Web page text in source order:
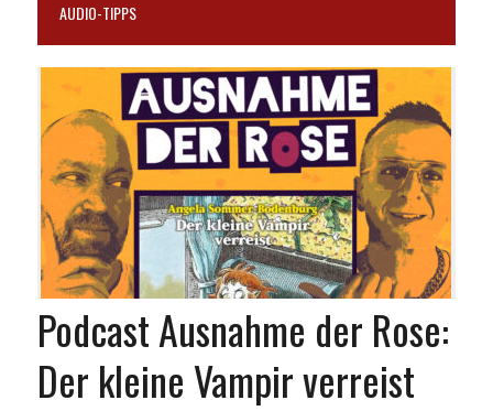
AUDIO-TIPPS
Podcast Ausnahme der Rose:
Der kleine Vampir verreist